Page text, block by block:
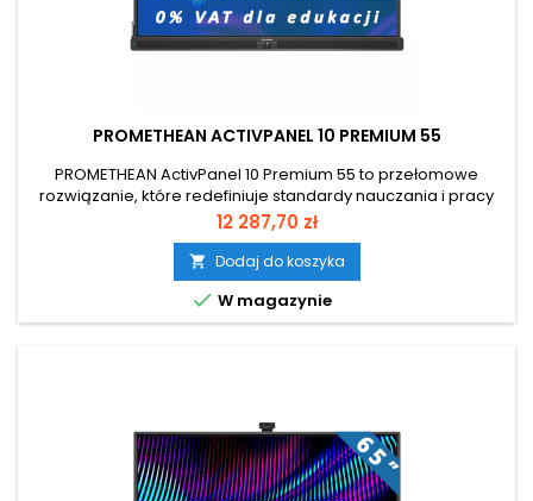
PROMETHEAN ACTIVPANEL 10 PREMIUM 55
PROMETHEAN ActivPanel 10 Premium 55 to przełomowe
rozwiązanie, które redefiniuje standardy nauczania i pracy
zespołowej. Łączy intuicyjność tradycyjnej tablicy z
nowoczesnymi możliwościami ekranu dotykowego,
umożliwiając jednoczesną interakcję nawet 50
użytkownikom. Jego modułowa konstrukcja pozwala na
wybór systemu operacyjnego – Android, Windows lub...
Cena
12 287,70 zł
 Dodaj do koszyka
 W magazynie